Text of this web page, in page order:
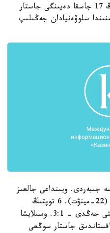
استانا. قازاقپارات - قازاقستاننىڭ 17 جاسقا دەيىنگى جاستار
ىرىكتەۋ سىنىندا سلوۆەنيادان جەڭىلىپ
ەسەبىمەن ەسە جىبەردى. ويىنداعى جالعىز
گولدىڭ اۆتورى - نيك پرەلەتس (22-مينۋت). 6 توپتىڭ
ەكىنشى ويىنىندا فرانسيا بەلارۋستى جەڭدى - 3:1. وسىلايشا
جاستار سوڭعى